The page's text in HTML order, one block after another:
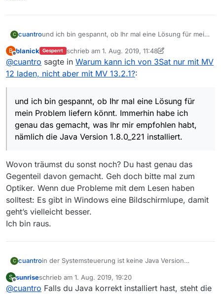
C cuantround ich bin gespannt, ob Ihr mal eine Lösung für mein
gemacht, was Ihr mir empfohlen habt, nämlich die Java
Version 1.8.0_221 installiert. Was an mehr Info braucht
Ihr denn? Logs
B
Offline
blanick Gesperrt schrieb am 1. Aug. 2019, 11:48
zuletzt editiert von blanick8. Jan. 2019, 13:51
@cuantro sagte in Warum kann ich von 3Sat nur mit MV
12 laden, nicht aber mit MV 13.2.1?:
und ich bin gespannt, ob Ihr mal eine Lösung für
mein Problem liefern könnt. Immerhin habe ich
genau das gemacht, was Ihr mir empfohlen habt,
nämlich die Java Version 1.8.0_221 installiert.
Wovon träumst du sonst noch? Du hast genau das
Gegenteil davon gemacht. Geh doch bitte mal zum
Optiker. Wenn due Probleme mit dem Lesen haben
solltest: Es gibt in Windows eine Bildschirmlupe, damit
geht’s vielleicht besser.
Ich bin raus.
C cuantroin der Systemsteuerung ist keine Java Version
S
Offline
sunriseschrieb am 1. Aug. 2019, 19:20
zuletzt editiert von
@cuantro Falls du Java korrekt installiert hast, steht die